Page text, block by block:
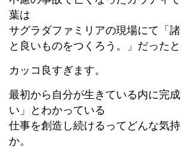
葉は
サグラダファミリアの現場にて「
と良いものをつくろう。」だったと
カッコ良すぎます。
最初から自分が生きている内に完
い」とわかっている
仕事を創造し続けるってどんな気
か。